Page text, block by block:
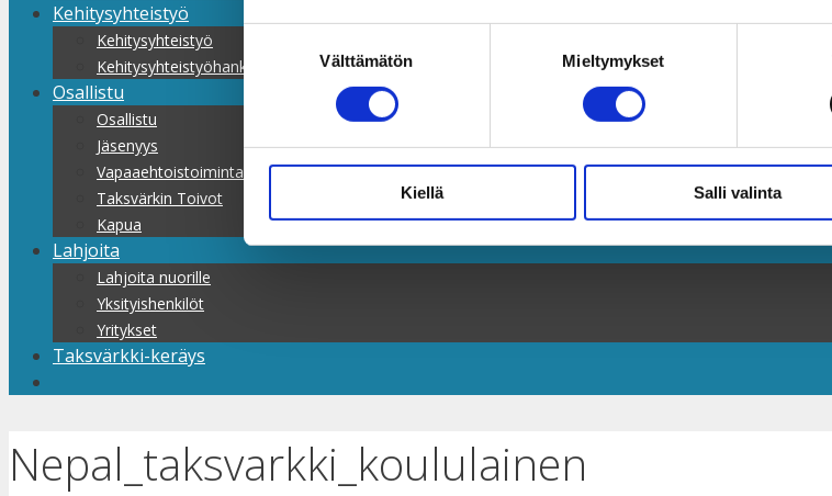
Välttämätön Mieltymykset
Kiellä Salli valinta
Kehitysyhteistyö
Kehitysyhteistyö
Kehitysyhteistyöhankkeet
Osallistu
Osallistu
Jäsenyys
Vapaaehtoistoiminta
Taksvärkin Toivot
Kapua
Lahjoita
Lahjoita nuorille
Yksityishenkilöt
Yritykset
Taksvärkki-keräys
Nepal_taksvarkki_koululainen